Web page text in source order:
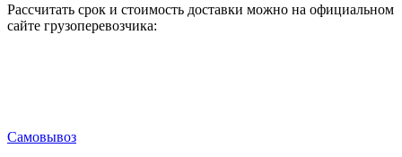
Рассчитать срок и стоимость доставки можно на официальном
сайте грузоперевозчика:
Самовывоз